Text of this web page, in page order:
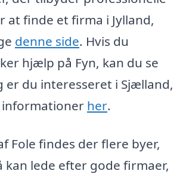
at finde et firma i Jylland,
denne side. Hvis du
hjælp på Fyn, kan du se
er du interesseret i Sjælland,
her.
Fole findes der flere byer,
kan lede efter gode firmaer,